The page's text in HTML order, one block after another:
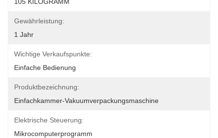
Gewährleistung:
1 Jahr
Wichtige Verkaufspunkte:
Einfache Bedienung
Produktbezeichnung:
Einfachkammer-Vakuumverpackungsmaschine
Elektrische Steuerung:
Mikrocomputerprogramm